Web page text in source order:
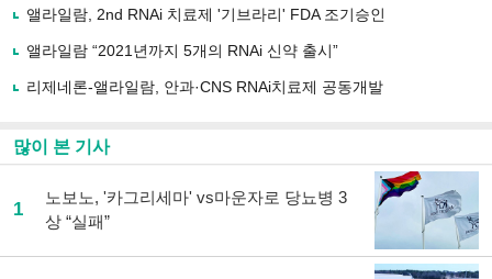
유
기
앨라일람, 2nd RNAi 치료제 '기브라리' FDA 조기승인
앨라일람 “2021년까지 5개의 RNAi 신약 출시”
리제네론-앨라일람, 안과·CNS RNAi치료제 공동개발
많이 본 기사
1
노보노, '카그리세마' vs마운자로 당뇨병 3
상 “실패”